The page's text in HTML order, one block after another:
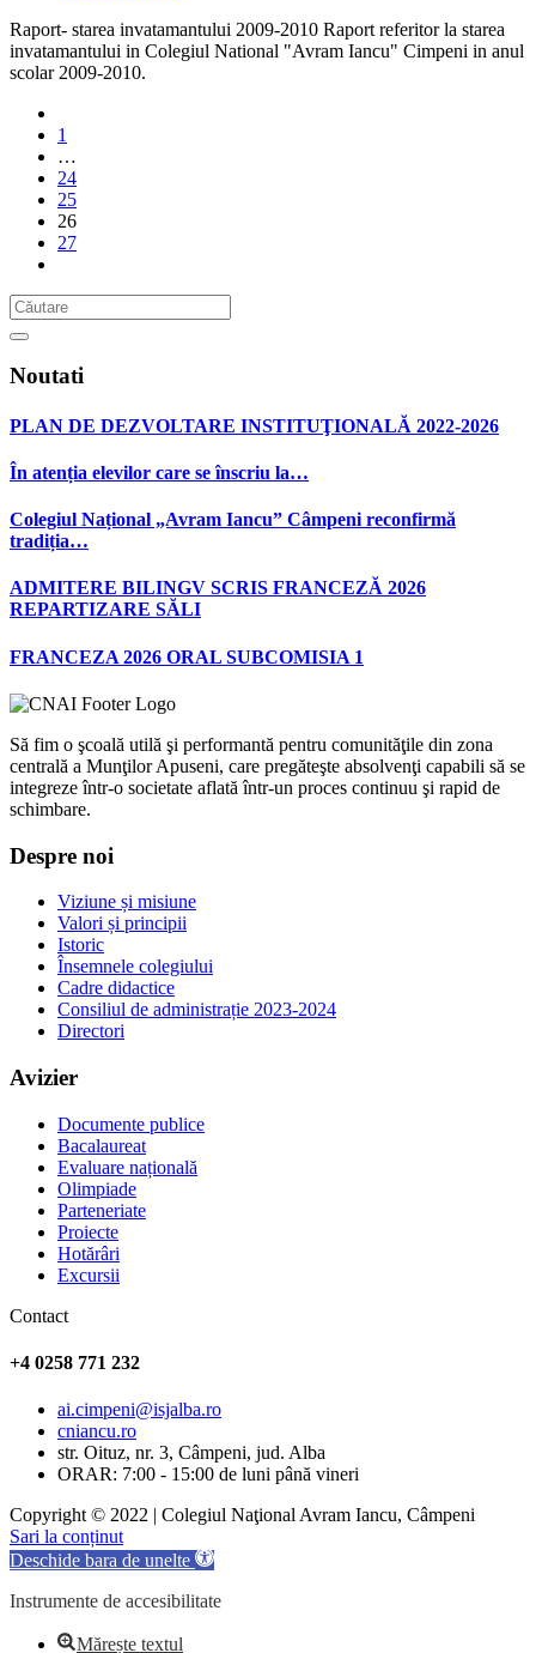
Raport- starea invatamantului 2009-2010 Raport referitor la starea
invatamantului in Colegiul National "Avram Iancu" Cimpeni in anul
scolar 2009-2010.
1
…
24
25
26
27
Noutati
PLAN DE DEZVOLTARE INSTITUŢIONALĂ 2022-2026
În atenția elevilor care se înscriu la…
Colegiul Național „Avram Iancu” Câmpeni reconfirmă
tradiția…
ADMITERE BILINGV SCRIS FRANCEZĂ 2026
REPARTIZARE SĂLI
FRANCEZA 2026 ORAL SUBCOMISIA 1
Să fim o şcoală utilă şi performantă pentru comunităţile din zona
centrală a Munţilor Apuseni, care pregăteşte absolvenţi capabili să se
integreze într-o societate aflată într-un proces continuu şi rapid de
schimbare.
Despre noi
Viziune și misiune
Valori și principii
Istoric
Însemnele colegiului
Cadre didactice
Consiliul de administrație 2023-2024
Directori
Avizier
Documente publice
Bacalaureat
Evaluare națională
Olimpiade
Parteneriate
Proiecte
Hotărâri
Excursii
Contact
+4 0258 771 232
ai.cimpeni@isjalba.ro
cniancu.ro
str. Oituz, nr. 3, Câmpeni, jud. Alba
ORAR: 7:00 - 15:00 de luni până vineri
Copyright © 2022 | Colegiul Naţional Avram Iancu, Câmpeni
Sari la conținut
Deschide bara de unelte
Instrumente de accesibilitate
Mărește textul